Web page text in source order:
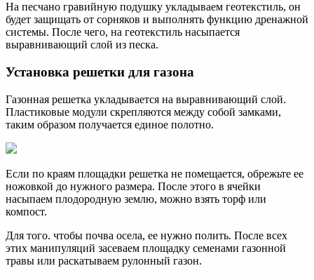
На песчано гравийную подушку укладываем геотекстиль, он
будет защищать от сорняков и выполнять функцию дренажной
системы. После чего, на геотекстиль насыпается
выравнивающий слой из песка.
Установка решетки для газона
Газонная решетка укладывается на выравнивающий слой.
Пластиковые модули скрепляются между собой замками,
таким образом получается единое полотно.
Если по краям площадки решетка не помещается, обрежьте ее
ножовкой до нужного размера. После этого в ячейки
насыпаем плодородную землю, можно взять торф или
компост.
Для того. чтобы почва осела, ее нужно полить. После всех
этих манипуляций засеваем площадку семенами газонной
травы или раскатываем рулонный газон.